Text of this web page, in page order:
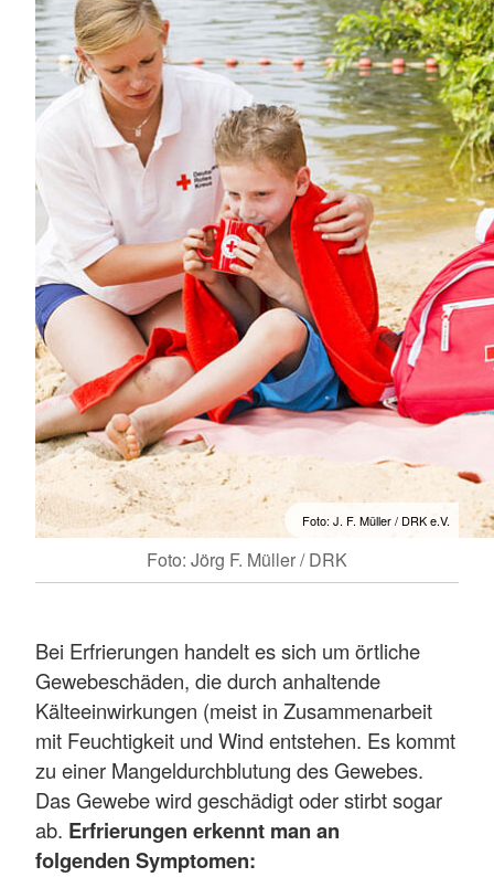
Foto: J. F. Müller / DRK e.V.
Foto: Jörg F. Müller / DRK
Bei Erfrierungen handelt es sich um örtliche
Gewebeschäden, die durch anhaltende
Kälteeinwirkungen (meist in Zusammenarbeit
mit Feuchtigkeit und Wind entstehen. Es kommt
zu einer Mangeldurchblutung des Gewebes.
Das Gewebe wird geschädigt oder stirbt sogar
ab. Erfrierungen erkennt man an
folgenden Symptomen: